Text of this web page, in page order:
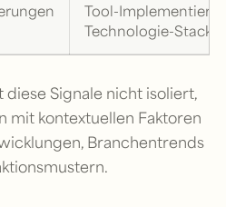
Tool-
Technologie-Stack-
diese Signale nicht isoliert,
mit kontextuellen Faktoren
Branchentrends